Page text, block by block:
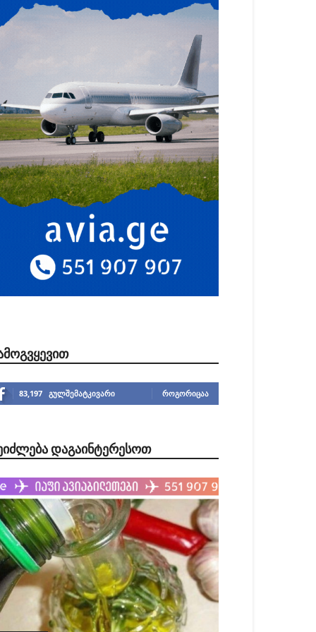
83,197 გულშემატკივარი ᲠᲝᲒᲝᲠᲘᲪᲐᲐ
ᲓᲐᲒᲐᲘᲜᲢᲔᲠᲔᲡᲝᲗ